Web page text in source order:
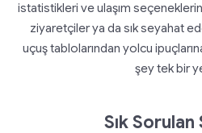
istatistikleri ve ulaşım
ziyaretçiler ya da sık seyahat
uçuş tablolarından yolcu
şey tek bir
Sık